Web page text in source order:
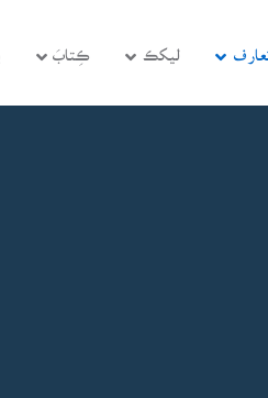
تعارف ليکڪ ڪِتابَ